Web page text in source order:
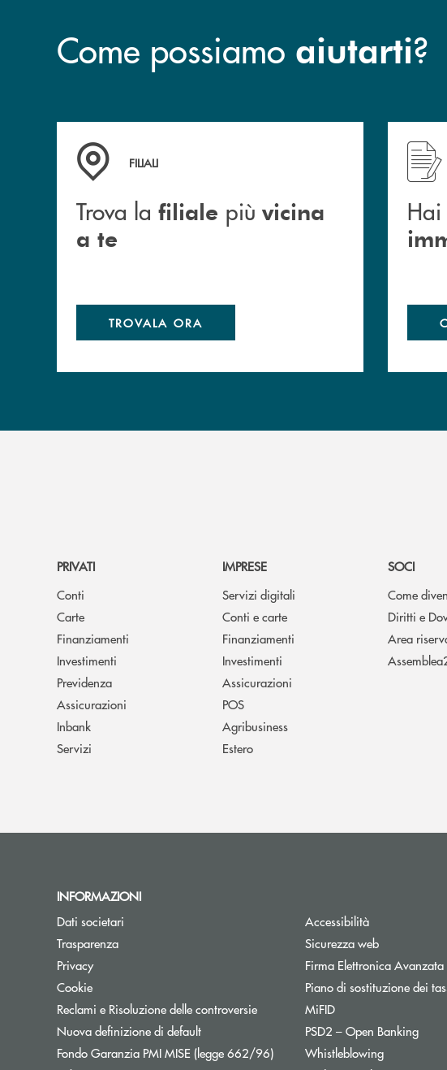
Come possiamo aiutarti?
Trova la filiale più vicina a te
FILIALI
Trova la filiale più vicina
a te
TROVALA ORA
Hai
PRIVATI
Conti
Carte
Finanziamenti
Investimenti
Previdenza
Assicurazioni
Inbank
Servizi
IMPRESE
Servizi digitali
Conti e carte
Finanziamenti
Investimenti
Assicurazioni
POS
Agribusiness
Estero
SOCI
Come
Diritti e
Area
INFORMAZIONI
Dati societari
Trasparenza
Privacy
Cookie
Reclami e Risoluzione delle controversie
Nuova definizione di default
Fondo Garanzia PMI MISE (legge 662/96)Apre una nuova finestra
Accessibilità
Sicurezza web
Firma Elettronica Avanzata
Piano di sostituzione dei
MiFID
PSD2 – Open BankingApre
Whistleblowing